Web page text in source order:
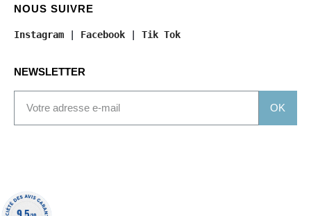
NOUS SUIVRE
Instagram | Facebook | Tik Tok
NEWSLETTER
OK